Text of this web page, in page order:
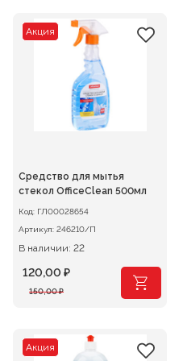
390,00 ₽.
Акция
Средство для мытья
стекол OfficeClean 500мл
Код: ГЛ00028654
Артикул: 246210/П
В наличии: 22
150,00₽
Первоначальная
150,00 ₽.
120,00 ₽
Текущая
Акция